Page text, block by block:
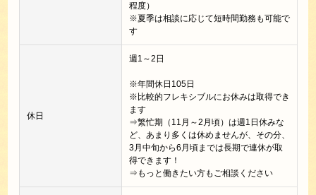
程度）
※夏季は相談に応じて短時間勤務も可能で
す
休日
週1～2日
※年間休日105日
※比較的フレキシブルにお休みは取得でき
ます
⇒繁忙期（11月～2月頃）は週1日休みな
ど、あまり多くは休めませんが、その分、
3月中旬から6月頃までは長期で連休が取
得できます！
⇒もっと働きたい方もご相談ください